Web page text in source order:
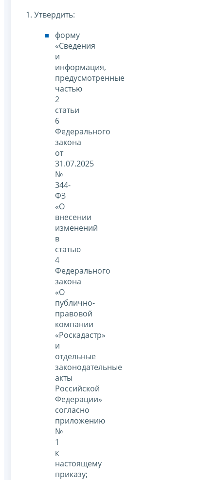
1. Утвердить:
форму
«Сведения
и
информация,
предусмотренные
частью
2
статьи
6
Федерального
закона
от
31.07.2025
№
344-
ФЗ
«О
внесении
изменений
в
статью
4
Федерального
закона
«О
публично-
правовой
компании
«Роскадастр»
и
отдельные
законодательные
акты
Российской
Федерации»
согласно
приложению
№
1
к
настоящему
приказу;